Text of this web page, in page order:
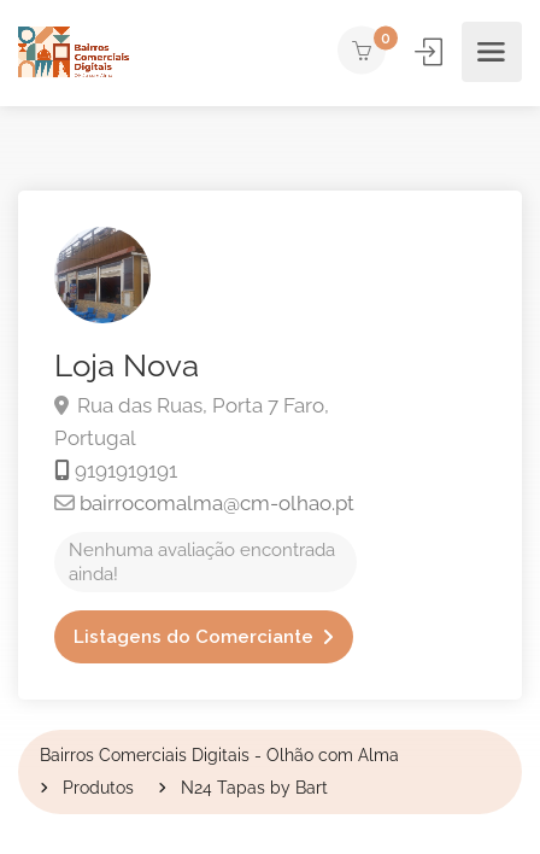
0
Loja Nova
Rua das Ruas, Porta 7 Faro,
Portugal
9191919191
bairrocomalma@cm-olhao.pt
Nenhuma avaliação encontrada
ainda!
Listagens do Comerciante
Bairros Comerciais Digitais - Olhão com Alma
Produtos
N24 Tapas by Bart